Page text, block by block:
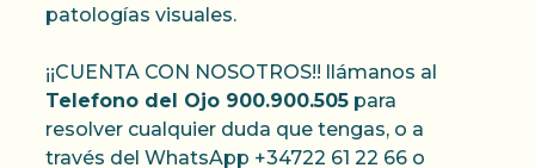
patologías visuales.
¡¡CUENTA CON NOSOTROS!! llámanos al
Telefono del Ojo 900.900.505 para
resolver cualquier duda que tengas, o a
través del WhatsApp +34722 61 22 66 o